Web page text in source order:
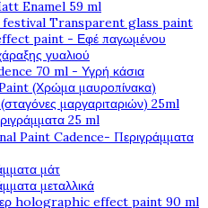
Enamel 59 ml
Transparent glass paint
paint - Εφέ παγωμένου
γυαλιού
70 ml - Υγρή κάσια
(Χρώμα μαυροπίνακα)
μαργαριταριών) 25ml
25 ml
Paint Cadence- Περιγράμματα
μάτ
μεταλλικά
holographic effect paint 90 ml